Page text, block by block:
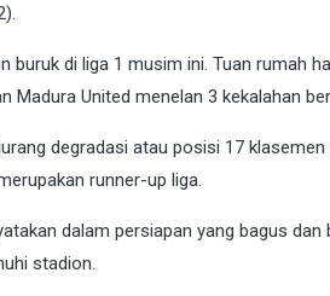
buruk di liga 1 musim ini. Tuan rumah
Madura United menelan 3 kekalahan
degradasi atau posisi 17
runner-up liga.
dalam persiapan yang bagus
stadion.